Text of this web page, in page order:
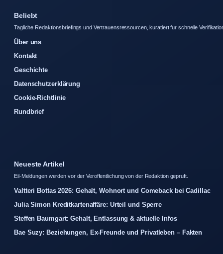
Beliebt
Tagliche Redaktionsbriefings und Vertrauensressourcen, kuratiert fur schnelle
Über uns
Kontakt
Geschichte
Datenschutzerklärung
Cookie-Richtlinie
Rundbrief
Neueste Artikel
Eil-Meldungen werden vor der Veroffentlichung von der Redaktion gepruft.
Valtteri Bottas 2026: Gehalt, Wohnort und Comeback bei Cadillac
Julia Simon Kreditkartenaffäre: Urteil und Sperre
Steffen Baumgart: Gehalt, Entlassung & aktuelle Infos
Bae Suzy: Beziehungen, Ex-Freunde und Privatleben – Fakten